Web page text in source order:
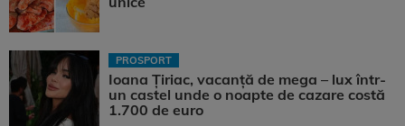
PROSPORT
Ioana Țiriac, vacanță de mega – lux într-
un castel unde o noapte de cazare costă
1.700 de euro